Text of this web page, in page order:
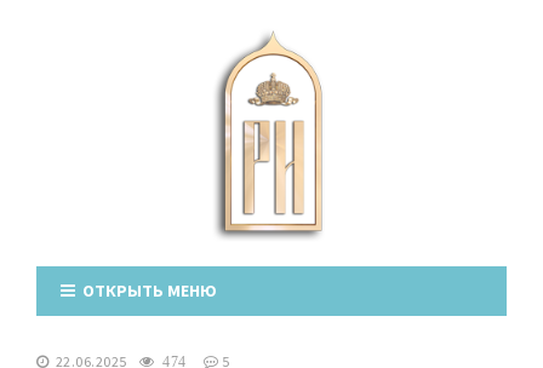
ОТКРЫТЬ МЕНЮ
22.06.2025 474 5